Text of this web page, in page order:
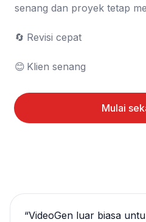
senang dan proyek tetap
🔄	Revisi cepat
😊	Klien senang
Mulai
“VideoGen luar biasa